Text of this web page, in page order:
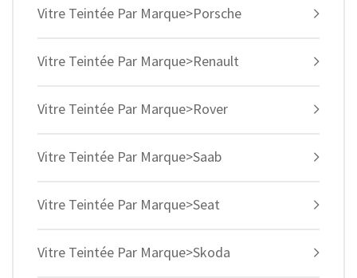
Vitre Teintée Par Marque>Porsche
Vitre Teintée Par Marque>Renault
Vitre Teintée Par Marque>Rover
Vitre Teintée Par Marque>Saab
Vitre Teintée Par Marque>Seat
Vitre Teintée Par Marque>Skoda